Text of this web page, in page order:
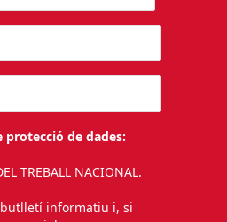
de dades:
TREBALL NACIONAL.
informatiu i, si